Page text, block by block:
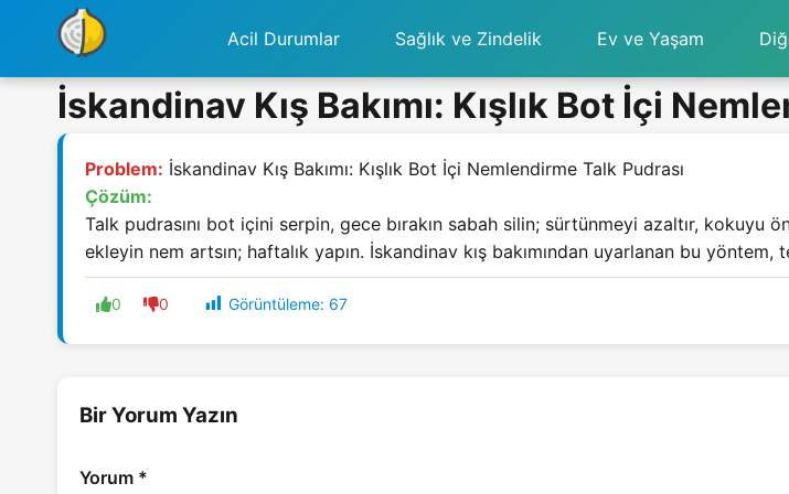
Acil Durumlar Sağlık ve Zindelik Ev ve Yaşam
İskandinav Kış Bakımı: Kışlık Bot İçi
Problem: İskandinav Kış Bakımı: Kışlık Bot İçi Nemlendirme Talk Pudrası
Çözüm:
Talk pudrasını bot içini serpin, gece bırakın sabah silin; sürtünmeyi azaltır,
ekleyin nem artsın; haftalık yapın. İskandinav kış bakımından uyarlanan bu
0 0 Görüntüleme: 67
Bir Yorum Yazın
Yorum *